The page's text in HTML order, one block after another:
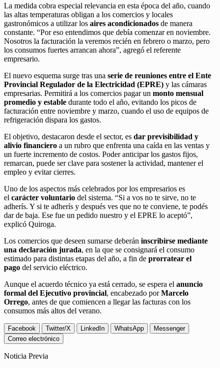
La medida cobra especial relevancia en esta época del año, cuando
las altas temperaturas obligan a los comercios y locales
gastronómicos a utilizar los aires acondicionados de manera
constante. “Por eso entendimos que debía comenzar en noviembre.
Nosotros la facturación la veremos recién en febrero o marzo, pero
los consumos fuertes arrancan ahora”, agregó el referente
empresario.
El nuevo esquema surge tras una serie de reuniones entre el Ente
Provincial Regulador de la Electricidad (EPRE) y las cámaras
empresarias. Permitirá a los comercios pagar un monto mensual
promedio y estable durante todo el año, evitando los picos de
facturación entre noviembre y marzo, cuando el uso de equipos de
refrigeración dispara los gastos.
El objetivo, destacaron desde el sector, es dar previsibilidad y
alivio financiero a un rubro que enfrenta una caída en las ventas y
un fuerte incremento de costos. Poder anticipar los gastos fijos,
remarcan, puede ser clave para sostener la actividad, mantener el
empleo y evitar cierres.
Uno de los aspectos más celebrados por los empresarios es
el carácter voluntario del sistema. “Si a vos no te sirve, no te
adherís. Y si te adherís y después ves que no te conviene, te podés
dar de baja. Ese fue un pedido nuestro y el EPRE lo aceptó”,
explicó Quiroga.
Los comercios que deseen sumarse deberán inscribirse mediante
una declaración jurada, en la que se consignará el consumo
estimado para distintas etapas del año, a fin de prorratear el
pago del servicio eléctrico.
Aunque el acuerdo técnico ya está cerrado, se espera el anuncio
formal del Ejecutivo provincial, encabezado porMarcelo
Orrego, antes de que comiencen a llegar las facturas con los
consumos más altos del verano.
Facebook Twitter/X LinkedIn WhatsApp
Messenger
Correo electrónico
Noticia Previa